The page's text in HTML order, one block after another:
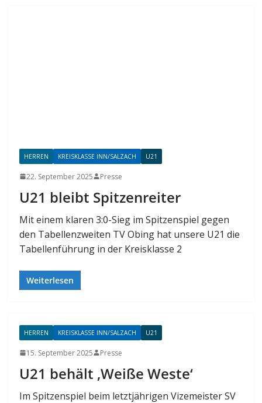
HERREN KREISKLASSE INN/SALZACH U21
22. September 2025 Presse
U21 bleibt Spitzenreiter
Mit einem klaren 3:0-Sieg im Spitzenspiel gegen
den Tabellenzweiten TV Obing hat unsere U21 die
Tabellenführung in der Kreisklasse 2
Weiterlesen
HERREN KREISKLASSE INN/SALZACH U21
15. September 2025 Presse
U21 behält ‚Weiße Weste‘
Im Spitzenspiel beim letztjährigen Vizemeister SV